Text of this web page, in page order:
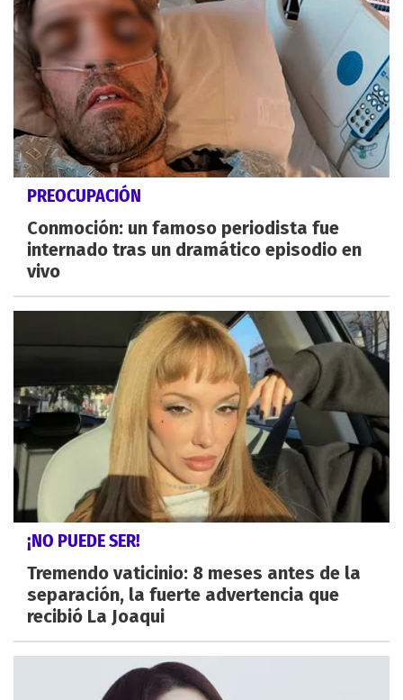
PREOCUPACIÓN
Conmoción: un famoso periodista fue
internado tras un dramático episodio en
vivo
¡NO PUEDE SER!
Tremendo vaticinio: 8 meses antes de la
separación, la fuerte advertencia que
recibió La Joaqui